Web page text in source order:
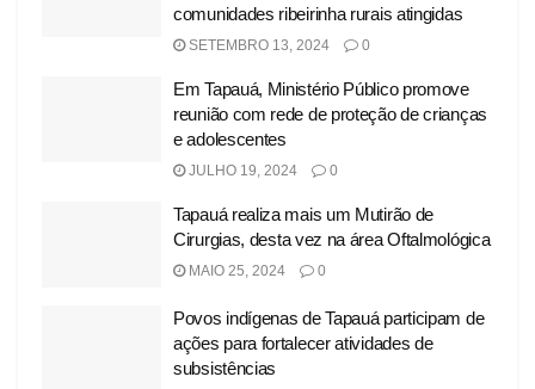
comunidades ribeirinha rurais atingidas
SETEMBRO 13, 2024 0
Em Tapauá, Ministério Público promove
reunião com rede de proteção de crianças
e adolescentes
JULHO 19, 2024 0
Tapauá realiza mais um Mutirão de
Cirurgias, desta vez na área Oftalmológica
MAIO 25, 2024 0
Povos indígenas de Tapauá participam de
ações para fortalecer atividades de
subsistências